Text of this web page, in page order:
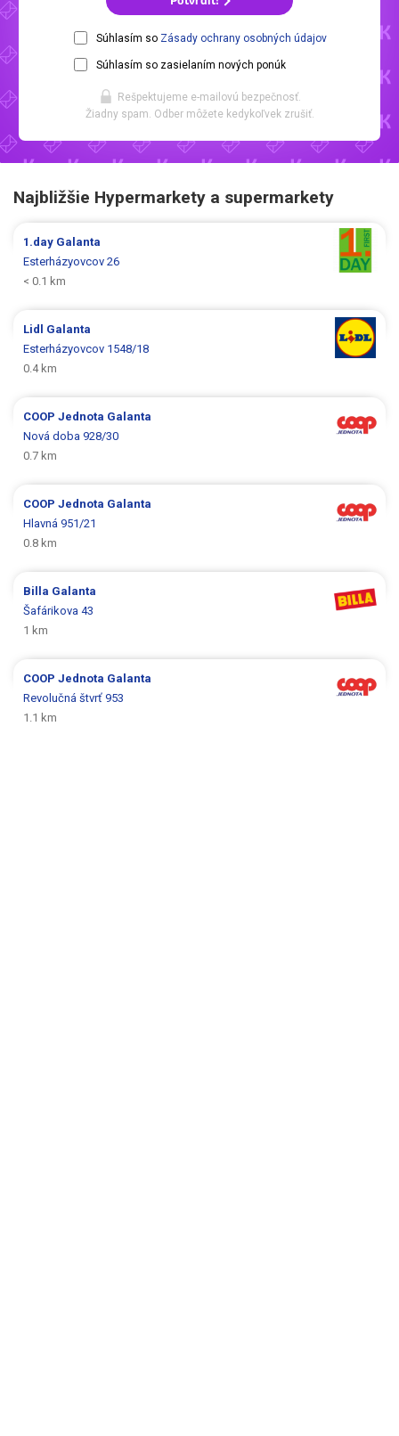
Súhlasím so Zásady ochrany osobných údajov
Súhlasím so zasielaním nových ponúk
Rešpektujeme e-mailovú bezpečnosť.
Žiadny spam. Odber môžete kedykoľvek zrušiť.
Najbližšie Hypermarkety a supermarkety
1.day Galanta
Esterházyovcov 26
< 0.1 km
Lidl Galanta
Esterházyovcov 1548/18
0.4 km
COOP Jednota Galanta
Nová doba 928/30
0.7 km
COOP Jednota Galanta
Hlavná 951/21
0.8 km
Billa Galanta
Šafárikova 43
1 km
COOP Jednota Galanta
Revolučná štvrť 953
1.1 km